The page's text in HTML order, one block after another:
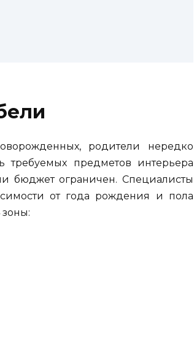
родители нередко
требуемых предметов интерьера
бюджет ограничен. Специалисты
от года рождения и пола